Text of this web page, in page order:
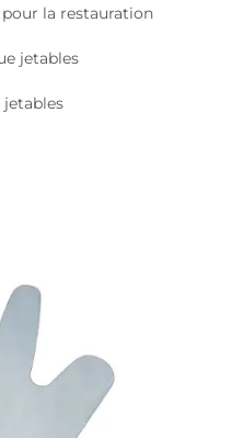
la restauration
jetables